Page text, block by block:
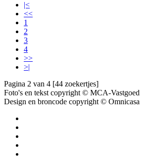
|<
<<
1
2
3
4
>>
>|
Pagina 2 van 4 [44 zoekertjes]
Foto's en tekst copyright © MCA-Vastgoed
Design en broncode copyright © Omnicasa